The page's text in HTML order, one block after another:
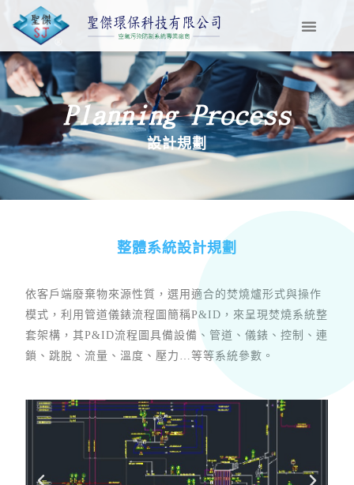
Planning Process
設計規劃
整體系統設計規劃
依客戶端廢棄物來源性質，選用適合的焚燒爐形式與操作
模式，利用管道儀錶流程圖簡稱P&ID，來呈現焚燒系統整
套架構，其P&ID流程圖具備設備、管道、儀錶、控制、連
鎖、跳脫、流量、溫度、壓力…等等系統參數。